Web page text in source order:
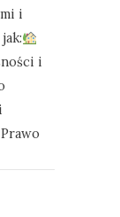
i
i
Prawo